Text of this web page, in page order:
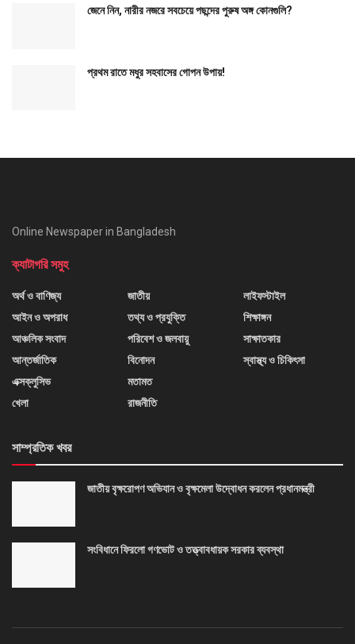
জেনে নিন, নারীর নজরে সবচেয়ে পছন্দের পুরুষ অঙ্গ কোনগুলি?
প্রথম রাতে মধুর সহবাসের গোপন উপায়!
Online Newspaper in Bangladesh
ক্যাটাগরি সমুহ
অর্থ ও বাণিজ্য
আইন ও অপরাধ
আঞ্চলিক সংবাদ
আন্তর্জাতিক
এক্সক্লুসিভ
খেলা
জাতীয়
তথ্য ও প্রযুক্তি
পরিবেশ ও জলবায়ু
বিনোদন
মতামত
রাজনীতি
লাইফস্টাইল
শিক্ষাঙ্গন
সাক্ষাতকার
স্বাস্থ্য ও চিকিৎসা
সাম্প্রতিক খবর
জাতীয় বৃক্ষরোপণ অভিযান ও বৃক্ষমেলা উদ্বোধন করলেন প্রধানমন্ত্রী
সংবিধানে ফিরলো গণভোট ও তত্ত্বাবধায়ক সরকার ব্যবস্থা